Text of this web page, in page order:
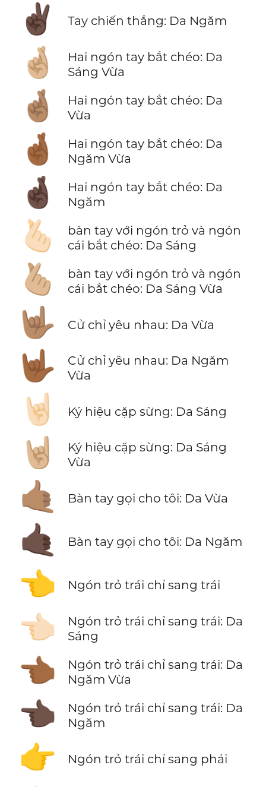
✌🏿 Tay chiến thắng: Da Ngăm
🤞🏼
Hai ngón tay bắt chéo: Da
Sáng Vừa
🤞🏽
Hai ngón tay bắt chéo: Da
Vừa
🤞🏾
Hai ngón tay bắt chéo: Da
Ngăm Vừa
🤞🏿
Hai ngón tay bắt chéo: Da
Ngăm
🫰🏻
bàn tay với ngón trỏ và ngón
cái bắt chéo: Da Sáng
🫰🏼
bàn tay với ngón trỏ và ngón
cái bắt chéo: Da Sáng Vừa
🤟🏽 Cử chỉ yêu nhau: Da Vừa
🤟🏾
Cử chỉ yêu nhau: Da Ngăm
Vừa
🤘🏻 Ký hiệu cặp sừng: Da Sáng
🤘🏼
Ký hiệu cặp sừng: Da Sáng
Vừa
🤙🏽 Bàn tay gọi cho tôi: Da Vừa
🤙🏿 Bàn tay gọi cho tôi: Da Ngăm
👈 Ngón trỏ trái chỉ sang trái
👈🏻
Ngón trỏ trái chỉ sang trái: Da
Sáng
👈🏾
Ngón trỏ trái chỉ sang trái: Da
Ngăm Vừa
👈🏿
Ngón trỏ trái chỉ sang trái: Da
Ngăm
👉 Ngón trỏ trái chỉ sang phải